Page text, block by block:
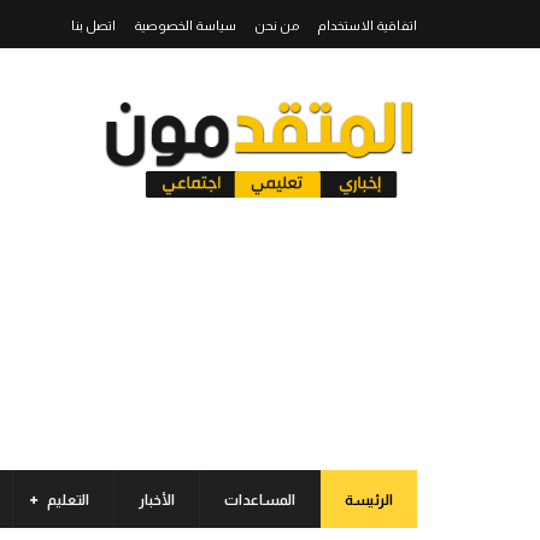
اتفاقية الاستخدام من نحن سياسة الخصوصية اتصل بنا
الرئيسة المساعدات الأخبار التعليم